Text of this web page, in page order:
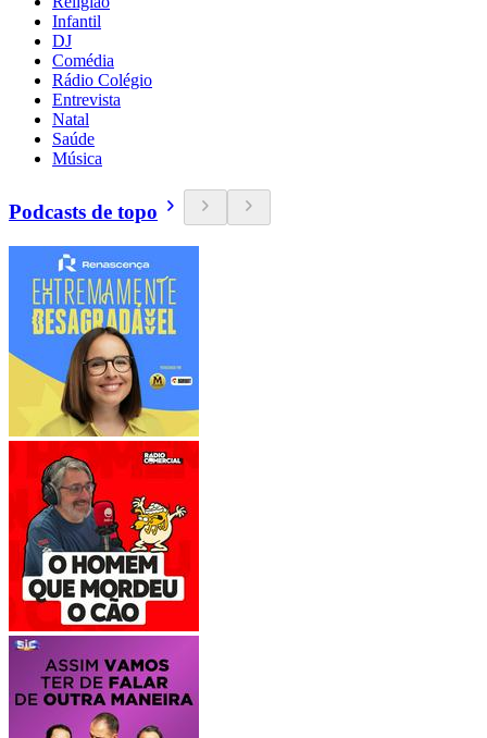
Infantil
DJ
Comédia
Rádio Colégio
Entrevista
Natal
Saúde
Música
Podcasts de topo